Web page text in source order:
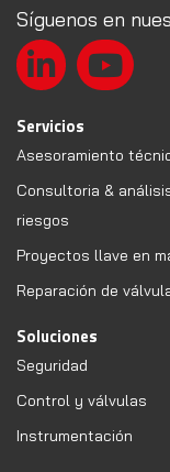
Síguenos en
Servicios
Asesoramiento
Consultoria &
riesgos
Proyectos llave en
Reparación de
Soluciones
Seguridad
Control y válvulas
Instrumentación